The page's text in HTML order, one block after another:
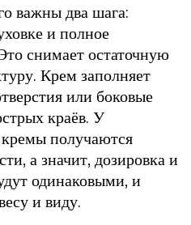
важны два шага:
и полное
снимает остаточную
Крем заполняет
или боковые
краёв. У
получаются
а значит, дозировка и
одинаковыми, и
и виду.